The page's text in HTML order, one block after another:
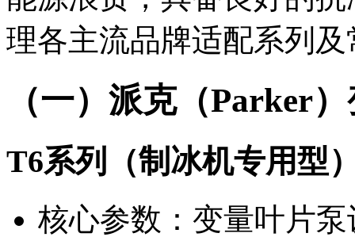
理各主流品牌适配系列
（一）派克（Parker
T6系列（制冰机专用型
核心参数：变量叶片